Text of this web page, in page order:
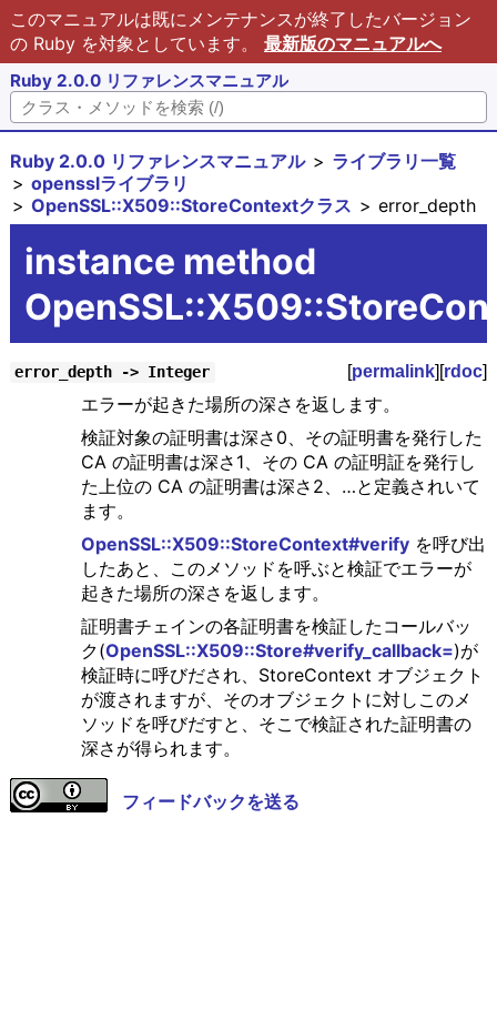
このマニュアルは既にメンテナンスが終了したバージョン
の Ruby を対象としています。 最新版のマニュアルへ
Ruby 2.0.0 リファレンスマニュアル
Ruby 2.0.0 リファレンスマニュアル
ライブラリ一覧
opensslライブラリ
OpenSSL::X509::StoreContextクラス
error_depth
instance method
error_depth -> Integer [permalink][rdoc]
エラーが起きた場所の深さを返します。
検証対象の証明書は深さ0、その証明書を発行した
CA の証明書は深さ1、その CA の証明証を発行し
た上位の CA の証明書は深さ2、…と定義されいて
ます。
OpenSSL::X509::StoreContext#verifyを呼び出
したあと、このメソッドを呼ぶと検証でエラーが
起きた場所の深さを返します。
証明書チェインの各証明書を検証したコールバッ
ク(OpenSSL::X509::Store#verify_callback=)が
検証時に呼びだされ、StoreContext オブジェクト
が渡されますが、そのオブジェクトに対しこのメ
ソッドを呼びだすと、そこで検証された証明書の
深さが得られます。
フィードバックを送る